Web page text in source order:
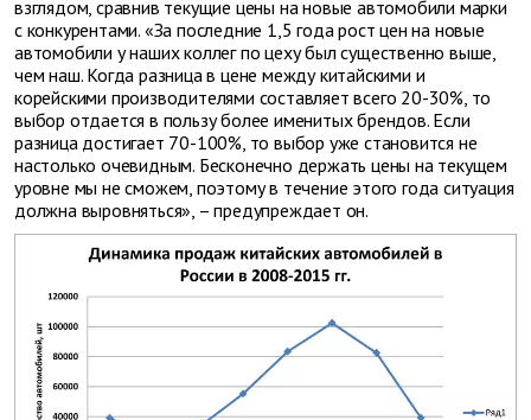
взглядом, сравнив текущие цены на новые автомобили марки
с конкурентами. «За последние 1,5 года рост цен на новые
автомобили у наших коллег по цеху был существенно выше,
чем наш. Когда разница в цене между китайскими и
корейскими производителями составляет всего 20-30%, то
выбор отдается в пользу более именитых брендов. Если
разница достигает 70-100%, то выбор уже становится не
настолько очевидным. Бесконечно держать цены на текущем
уровне мы не сможем, поэтому в течение этого года ситуация
должна выровняться», – предупреждает он.